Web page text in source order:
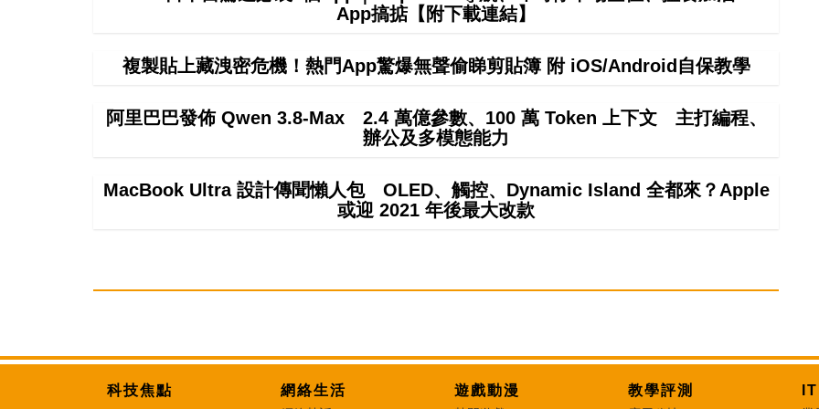
App搞掂【附下載連結】
複製貼上藏洩密危機！熱門App驚爆無聲偷睇剪貼簿 附 iOS/Android自保教學
阿里巴巴發佈 Qwen 3.8-Max 2.4 萬億參數、100 萬 Token 上下文 主打編程、
辦公及多模態能力
MacBook Ultra 設計傳聞懶人包 OLED、觸控、Dynamic Island 全都來？Apple
或迎 2021 年後最大改款
科技焦點 網絡生活 遊戲動漫 教學評測